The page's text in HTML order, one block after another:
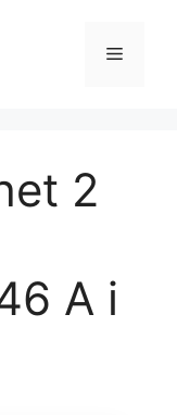
Meny
2
A i